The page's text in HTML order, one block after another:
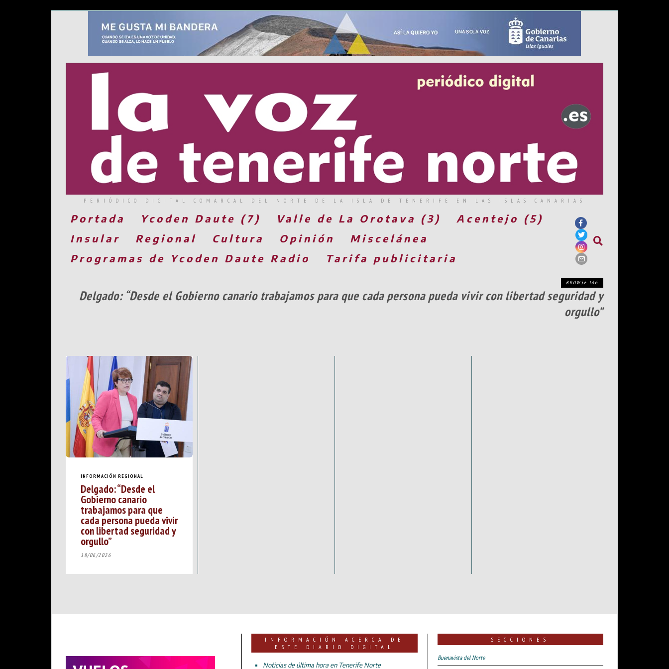
PERIÓDICO DIGITAL COMARCAL DEL NORTE DE LA ISLA DE TENERIFE EN LAS ISLAS CANARIAS
Portada Ycoden Daute (7) Valle de La Orotava (3)
Acentejo (5)
Insular
Regional Cultura Opinión
Miscelánea
Programas de Ycoden Daute Radio
Tarifa publicitaria
BROWSE TAG
Delgado: “Desde el Gobierno canario trabajamos para que cada persona pueda vivir con libertad seguridad y
orgullo”
INFORMACIÓN REGIONAL
Delgado: “Desde el
Gobierno canario
trabajamos para que
cada persona pueda vivir
con libertad seguridad y
orgullo”
18/06/2026
INFORMACIÓN ACERCA DE
ESTE DIARIO DIGITAL
Noticias de última hora en Tenerife Norte
SECCIONES
Buenavista del Norte